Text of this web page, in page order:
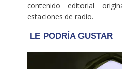
contenido editorial
estaciones de radio.